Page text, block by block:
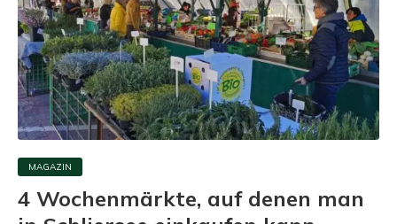
MAGAZIN
4 Wochenmärkte, auf denen man